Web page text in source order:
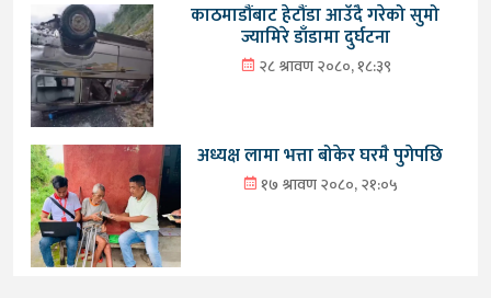
काठमाडौंबाट हेटौंडा आउँदै गरेको सुमो
ज्यामिरे डाँडामा दुर्घटना
२८ श्रावण २०८०, १८:३९
अध्यक्ष लामा भत्ता बोकेर घरमै पुगेपछि
१७ श्रावण २०८०, २१:०५